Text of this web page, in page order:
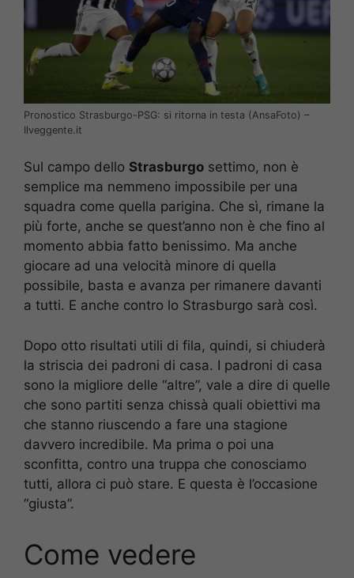
Pronostico Strasburgo-PSG: si ritorna in testa (AnsaFoto) –
Ilveggente.it
Sul campo dello Strasburgo settimo, non è
semplice ma nemmeno impossibile per una
squadra come quella parigina. Che sì, rimane la
più forte, anche se quest’anno non è che fino al
momento abbia fatto benissimo. Ma anche
giocare ad una velocità minore di quella
possibile, basta e avanza per rimanere davanti
a tutti. E anche contro lo Strasburgo sarà così.
Dopo otto risultati utili di fila, quindi, si chiuderà
la striscia dei padroni di casa. I padroni di casa
sono la migliore delle “altre”, vale a dire di quelle
che sono partiti senza chissà quali obiettivi ma
che stanno riuscendo a fare una stagione
davvero incredibile. Ma prima o poi una
sconfitta, contro una truppa che conosciamo
tutti, allora ci può stare. E questa è l’occasione
“giusta”.
Come vedere